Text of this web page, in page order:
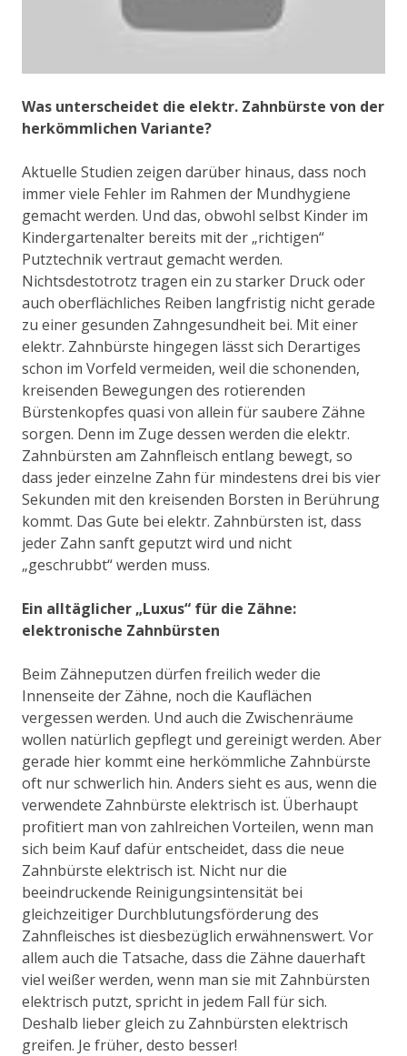
Was unterscheidet die elektr. Zahnbürste von der
herkömmlichen Variante?
Aktuelle Studien zeigen darüber hinaus, dass noch
immer viele Fehler im Rahmen der Mundhygiene
gemacht werden. Und das, obwohl selbst Kinder im
Kindergartenalter bereits mit der „richtigen“
Putztechnik vertraut gemacht werden.
Nichtsdestotrotz tragen ein zu starker Druck oder
auch oberflächliches Reiben langfristig nicht gerade
zu einer gesunden Zahngesundheit bei. Mit einer
elektr. Zahnbürste hingegen lässt sich Derartiges
schon im Vorfeld vermeiden, weil die schonenden,
kreisenden Bewegungen des rotierenden
Bürstenkopfes quasi von allein für saubere Zähne
sorgen. Denn im Zuge dessen werden die elektr.
Zahnbürsten am Zahnfleisch entlang bewegt, so
dass jeder einzelne Zahn für mindestens drei bis vier
Sekunden mit den kreisenden Borsten in Berührung
kommt. Das Gute bei elektr. Zahnbürsten ist, dass
jeder Zahn sanft geputzt wird und nicht
„geschrubbt“ werden muss.
Ein alltäglicher „Luxus“ für die Zähne:
elektronische Zahnbürsten
Beim Zähneputzen dürfen freilich weder die
Innenseite der Zähne, noch die Kauflächen
vergessen werden. Und auch die Zwischenräume
wollen natürlich gepflegt und gereinigt werden. Aber
gerade hier kommt eine herkömmliche Zahnbürste
oft nur schwerlich hin. Anders sieht es aus, wenn die
verwendete Zahnbürste elektrisch ist. Überhaupt
profitiert man von zahlreichen Vorteilen, wenn man
sich beim Kauf dafür entscheidet, dass die neue
Zahnbürste elektrisch ist. Nicht nur die
beeindruckende Reinigungsintensität bei
gleichzeitiger Durchblutungsförderung des
Zahnfleisches ist diesbezüglich erwähnenswert. Vor
allem auch die Tatsache, dass die Zähne dauerhaft
viel weißer werden, wenn man sie mit Zahnbürsten
elektrisch putzt, spricht in jedem Fall für sich.
Deshalb lieber gleich zu Zahnbürsten elektrisch
greifen. Je früher, desto besser!